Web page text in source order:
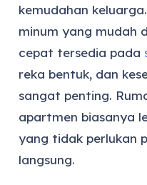
kemudahan
minum yang mudah
cepat tersedia pada
reka bentuk, dan
sangat penting.
apartmen biasanya
yang tidak perlukan
langsung.